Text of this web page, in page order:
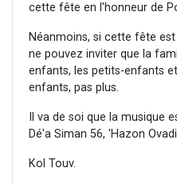
cette fête en l'honneur de
Néanmoins, si cette fête
ne pouvez inviter que la
enfants, les petits-enfants
enfants, pas plus.
Il va de soi que la musique
Dé'a Siman 56, 'Hazon
Kol Touv.